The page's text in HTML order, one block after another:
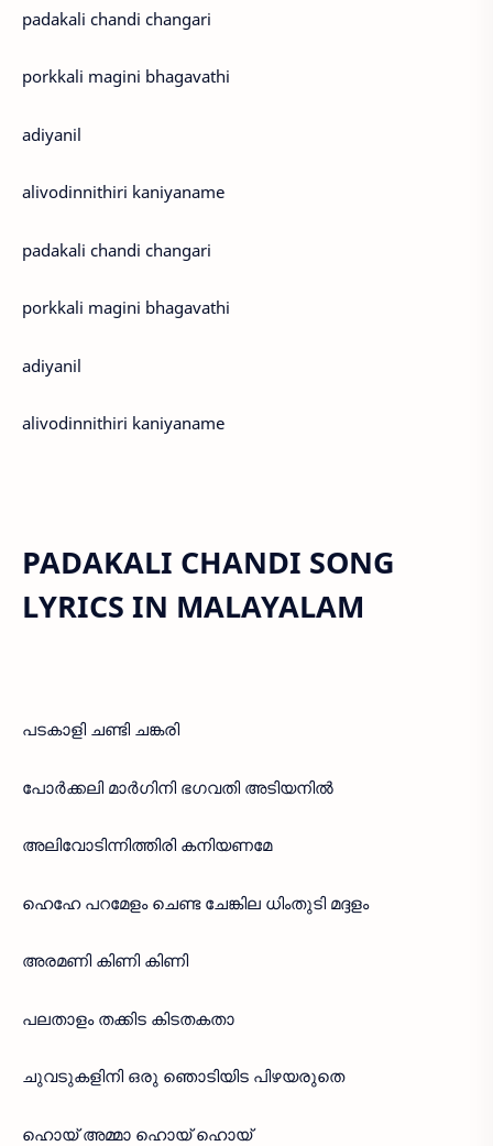
padakali chandi changari
porkkali magini bhagavathi
adiyanil
alivodinnithiri kaniyaname
padakali chandi changari
porkkali magini bhagavathi
adiyanil
alivodinnithiri kaniyaname
PADAKALI CHANDI SONG
LYRICS IN MALAYALAM
പടകാളി ചണ്ടി ചങ്കരി
പോർക്കലി മാർഗിനി ഭഗവതി അടിയനിൽ
അലിവോടിന്നിത്തിരി കനിയണമേ
ഹെഹേ പറമേളം ചെണ്ട ചേങ്കില ധിംതുടി മദ്ദളം
അരമണി കിണി കിണി
പലതാളം തക്കിട കിടതകതാ
ചുവടുകളിനി ഒരു ഞൊടിയിട പിഴയരുതെ
ഹൊയ് അമ്മാ ഹൊയ് ഹൊയ്